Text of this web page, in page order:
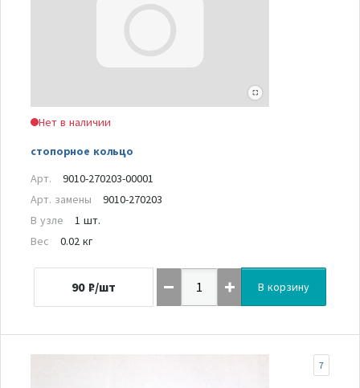
Нет в наличии
стопорное кольцо
Арт.
9010-270203-00001
Арт. замены
9010-270203
В узле
1 шт.
Вес
0.02 кг
90 ₽/шт В корзину
7